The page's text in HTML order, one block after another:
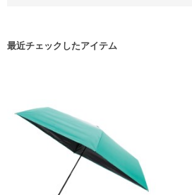
最近チェックしたアイテム